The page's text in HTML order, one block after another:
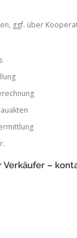
ggf. über
Verkäufer –